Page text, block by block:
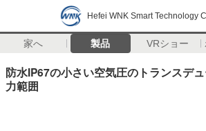
Hefei WNK Smart Technology
家へ 製品 VRショー
防水IP67の小さい空気圧のトランスデ
力範囲